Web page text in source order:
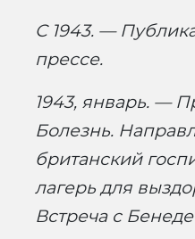
С 1943. —
прессе.
1943, январь. —
Болезнь.
британский
лагерь для
Встреча с